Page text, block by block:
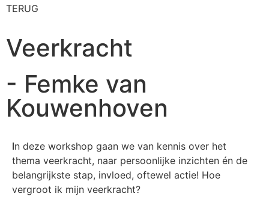
TERUG
Veerkracht
- Femke van
Kouwenhoven
In deze workshop gaan we van kennis over het
thema veerkracht, naar persoonlijke inzichten én de
belangrijkste stap, invloed, oftewel actie! Hoe
vergroot ik mijn veerkracht?
I